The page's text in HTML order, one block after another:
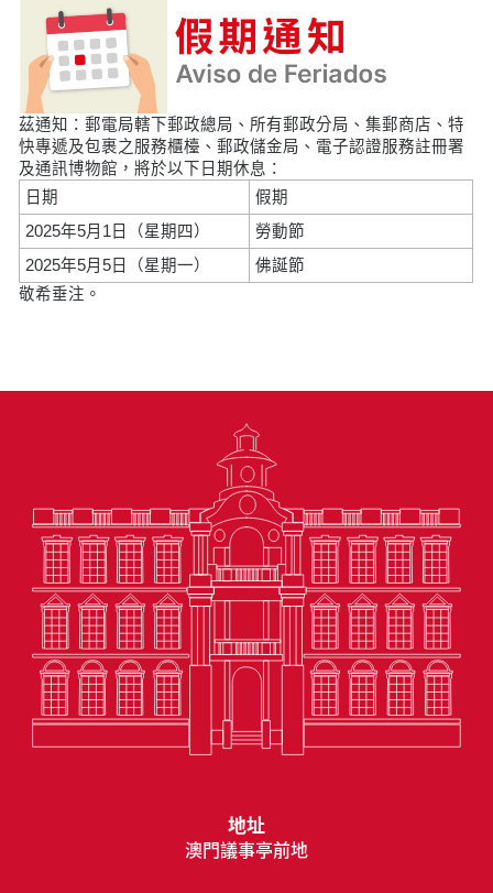
茲通知：郵電局轄下郵政總局、所有郵政分局、集郵商店、特
快專遞及包裹之服務櫃檯、郵政儲金局、電子認證服務註冊署
及通訊博物館，將於以下日期休息：
日期
假期
2025年5月1日（星期四）
勞動節
2025年5月5日（星期一）
佛誕節
敬希垂注。
地址
澳門議事亭前地